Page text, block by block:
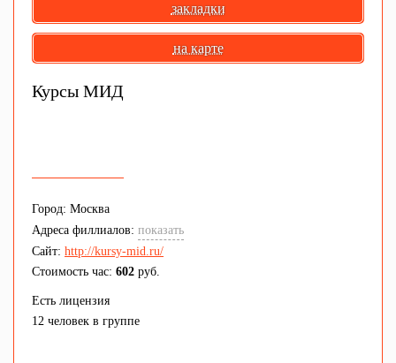
закладки
на карте
Курсы МИД
Город: Москва
Адреса филлиалов: показать
Сайт: http://kursy-mid.ru/
Стоимость час: 602 руб.
Есть лицензия
12 человек в группе